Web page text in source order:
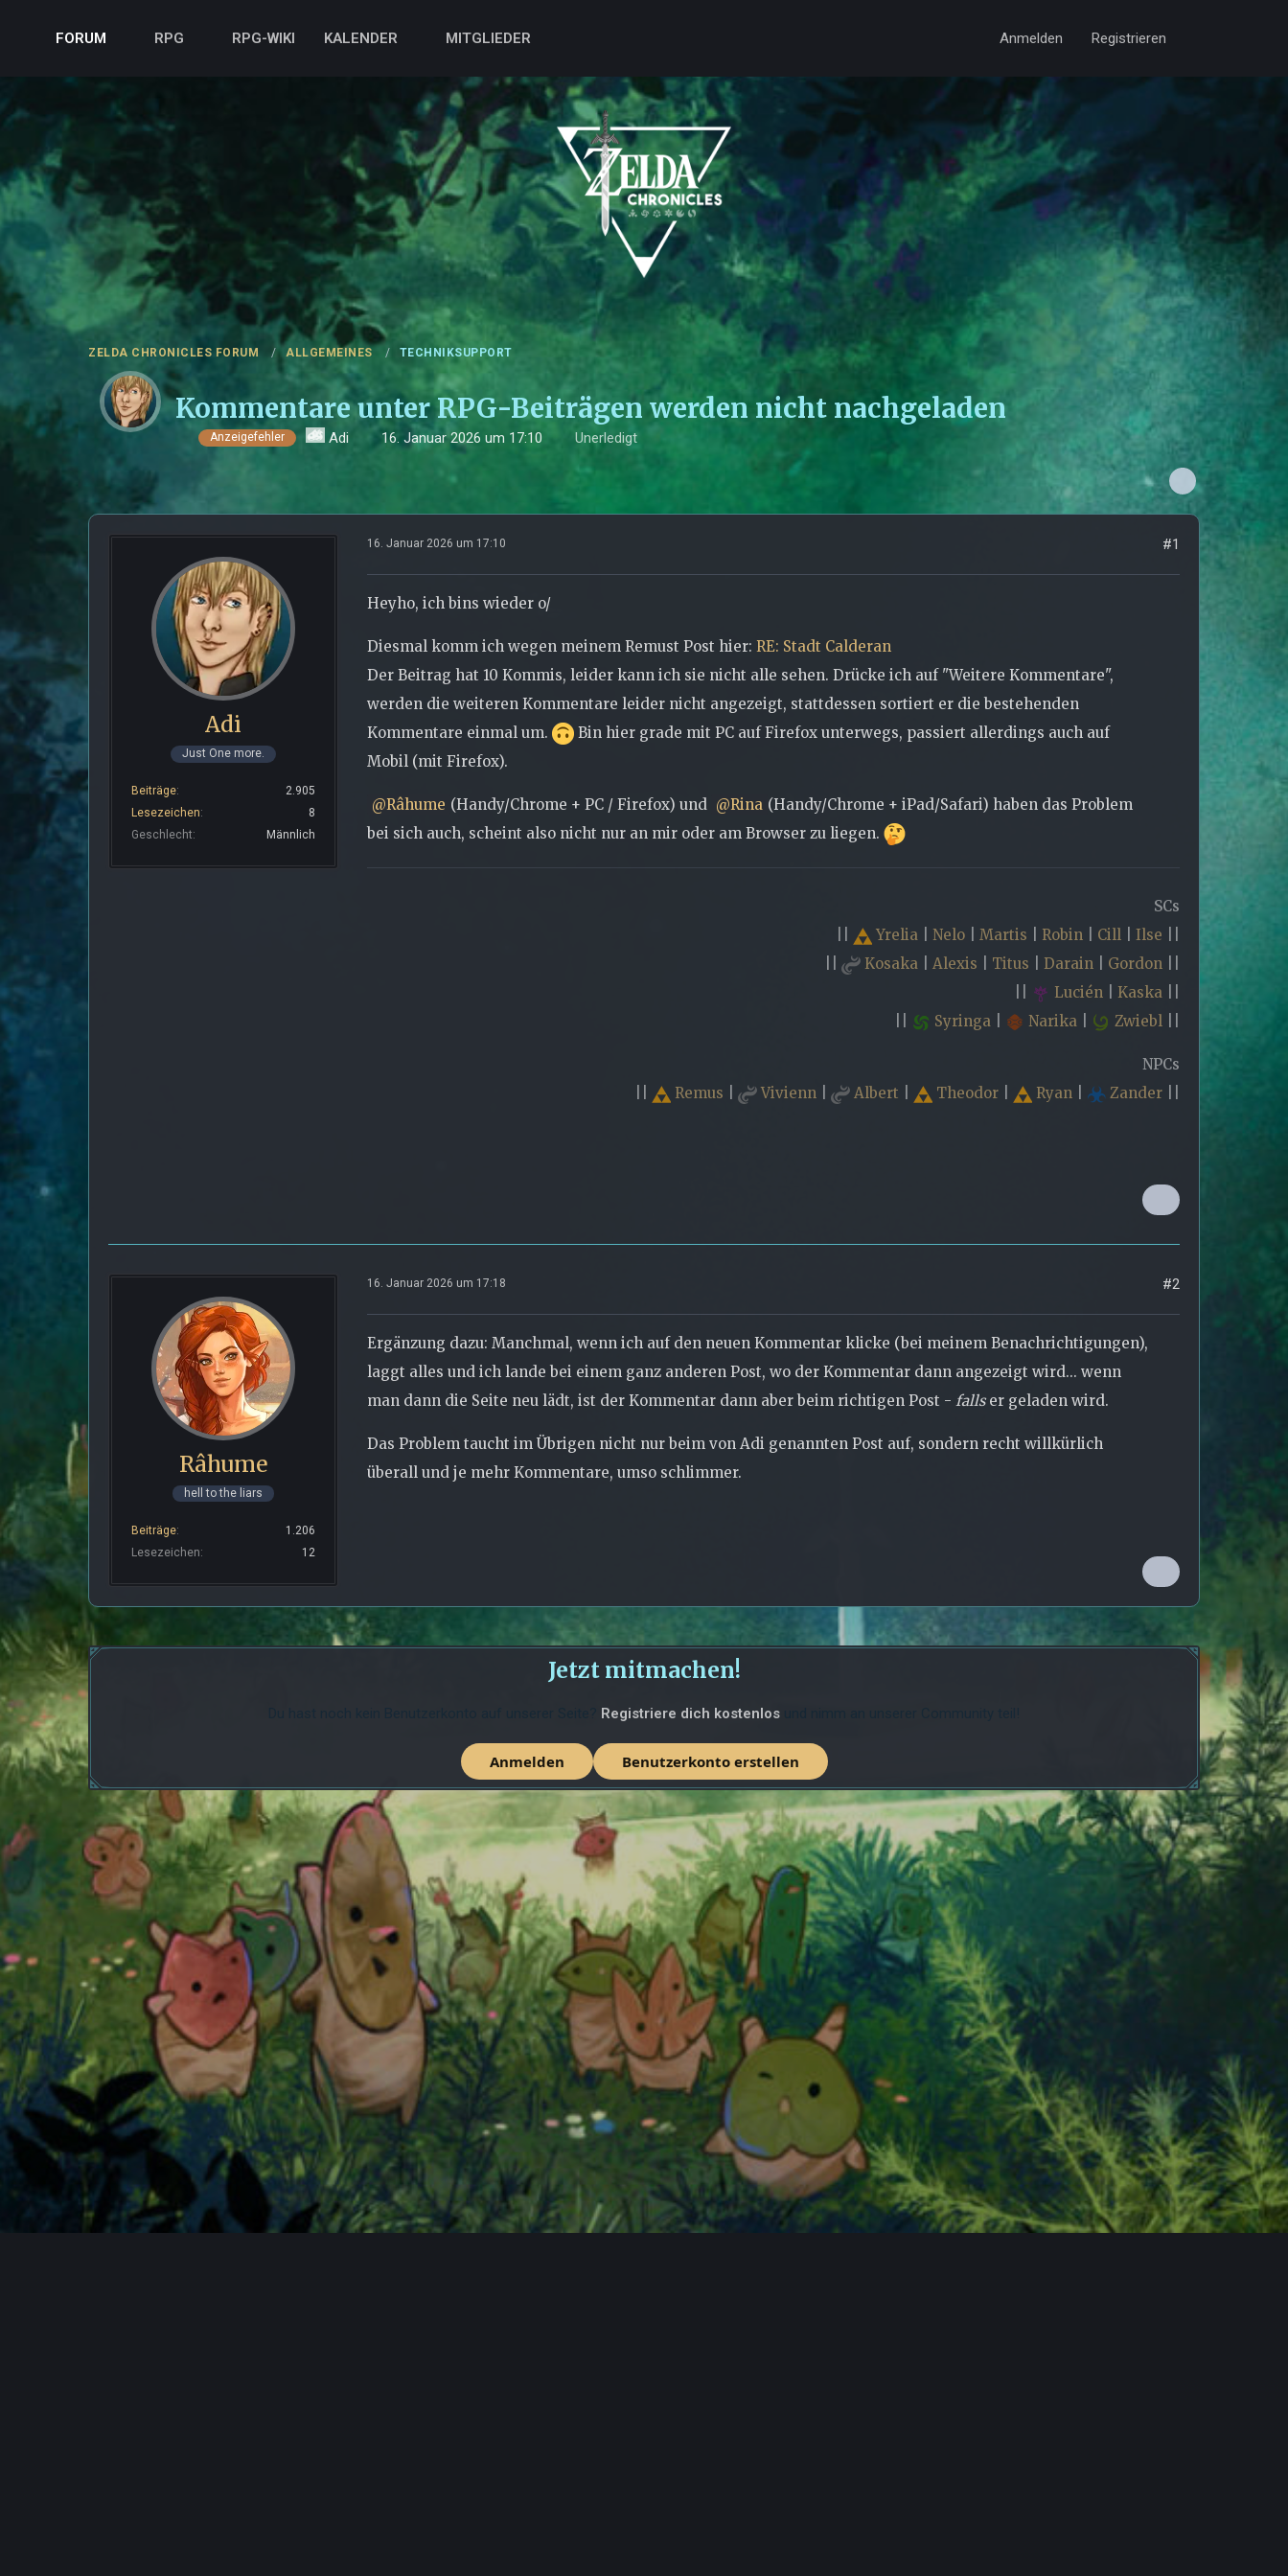
FORUM RPG RPG-WIKI KALENDER MITGLIEDER Anmelden Registrieren
ZELDA CHRONICLES FORUM ALLGEMEINES TECHNIKSUPPORT
Kommentare unter RPG-Beiträgen werden nicht nachgeladen
Anzeigefehler Adi 16. Januar 2026 um 17:10 Unerledigt
Adi
Just One more.
Beiträge
2.905
Lesezeichen
8
Geschlecht
Männlich
16. Januar 2026 um 17:10 #1
Heyho, ich bins wieder o/
Diesmal komm ich wegen meinem Remust Post hier: RE: Stadt Calderan
Der Beitrag hat 10 Kommis, leider kann ich sie nicht alle sehen. Drücke ich auf "Weitere Kommentare",
werden die weiteren Kommentare leider nicht angezeigt, stattdessen sortiert er die bestehenden
Kommentare einmal um.
Bin hier grade mit PC auf Firefox unterwegs, passiert allerdings auch auf
Mobil (mit Firefox).
Râhume (Handy/Chrome + PC / Firefox) und Rina (Handy/Chrome + iPad/Safari) haben das Problem
bei sich auch, scheint also nicht nur an mir oder am Browser zu liegen.
SCs
Yrelia Nelo Martis Robin Cill Ilse
Kosaka Alexis Titus Darain Gordon
Lucién Kaska
Syringa Narika Zwiebl
NPCs
Remus Vivienn Albert Theodor Ryan Zander
Râhume
hell to the liars
Beiträge
1.206
Lesezeichen
12
16. Januar 2026 um 17:18 #2
Ergänzung dazu: Manchmal, wenn ich auf den neuen Kommentar klicke (bei meinem Benachrichtigungen),
laggt alles und ich lande bei einem ganz anderen Post, wo der Kommentar dann angezeigt wird... wenn
man dann die Seite neu lädt, ist der Kommentar dann aber beim richtigen Post - fallser geladen wird.
Das Problem taucht im Übrigen nicht nur beim von Adi genannten Post auf, sondern recht willkürlich
überall und je mehr Kommentare, umso schlimmer.
Jetzt mitmachen!
Registriere dich kostenlos
Benutzerkonto erstellen
Anmelden